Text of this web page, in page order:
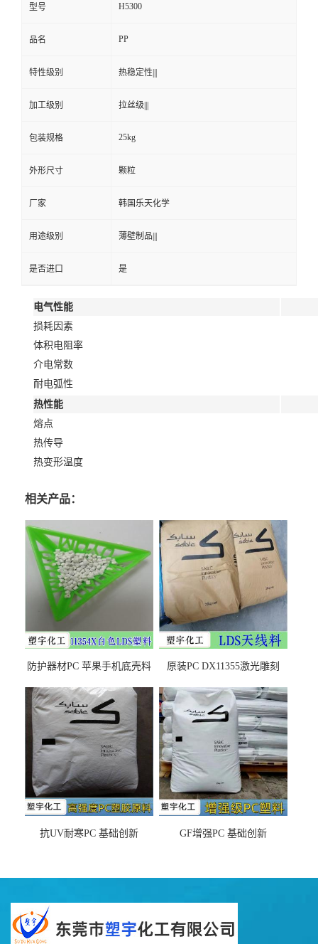
型号 H5300
品名 PP
特性级别 热稳定性|||
加工级别 拉丝级|||
包装规格 25kg
外形尺寸 颗粒
厂家 韩国乐天化学
用途级别 薄壁制品|||
是否进口 是
电气性能
损耗因素
体积电阻率
介电常数
耐电弧性
热性能
熔点
热传导
热变形温度
相关产品：
防护器材PC 苹果手机底壳料
之忧
原装PC DX11355激光雕刻
抗UV耐寒PC 基础创新
GF增强PC 基础创新